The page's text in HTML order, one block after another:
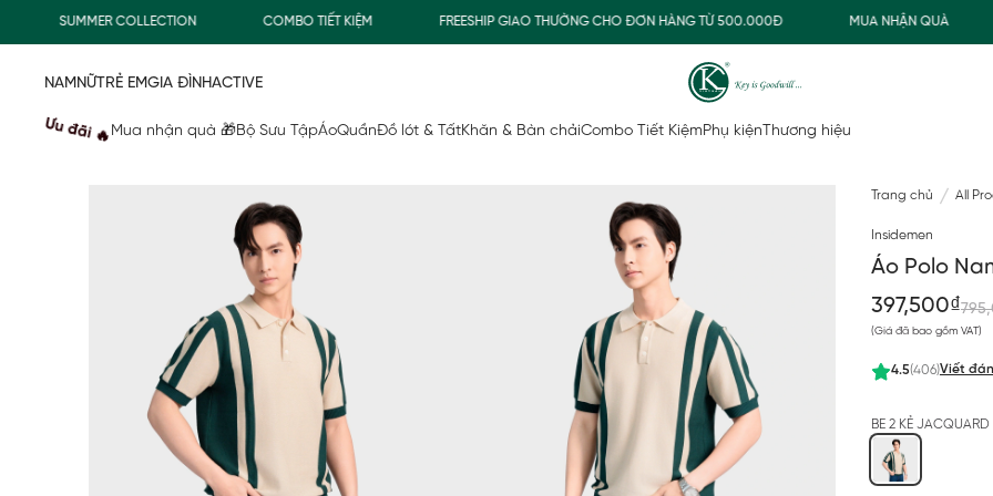
SUMMER COLLECTION COMBO TIẾT KIỆM FREESHIP GIAO THƯỜNG CHO ĐƠN HÀNG TỪ 500.000Đ MUA NHẬN QUÀ
NAMNỮTRẺ EMGIA ĐÌNHACTIVE
Ưu đãi 🔥Mua nhận quà 🎁Bộ Sưu TậpÁoQuầnĐồ lót & TấtKhăn & Bàn chảiCombo Tiết KiệmPhụ kiện Thương hiệu
Trang chủ All
Insidemen
Áo Polo
397,500₫
(Giá đã bao gồm VAT)
4.5(406)Viết
BE 2 KẺ JACQUARD